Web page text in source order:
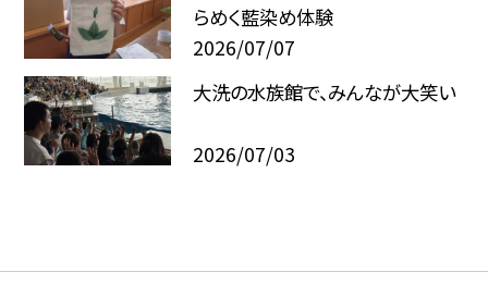
らめく藍染め体験
2026/07/07
大洗の水族館で、みんなが大笑い
2026/07/03